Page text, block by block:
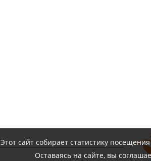
Этот сайт собирает статистику
Оставаясь на сайте, вы